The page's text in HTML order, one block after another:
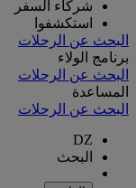
شركاء السفر
استكشفوا
البحث عن الرحلات
برنامج الولاء
البحث عن الرحلات
المساعدة
البحث عن الرحلات
DZ
البحث